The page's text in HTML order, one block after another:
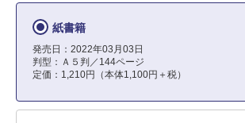
紙書籍
発売日：2022年03月03日
判型：Ａ５判／144ページ
定価：1,210円（本体1,100円＋税）